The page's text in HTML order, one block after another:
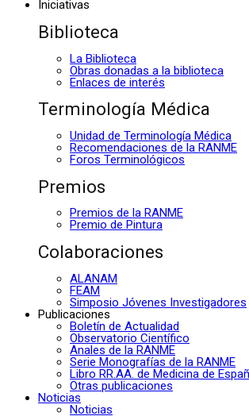
Iniciativas
Biblioteca
La Biblioteca
Obras donadas a la biblioteca
Enlaces de interés
Terminología Médica
Unidad de Terminología Médica
Recomendaciones de la RANME
Foros Terminológicos
Premios
Premios de la RANME
Premio de Pintura
Colaboraciones
ALANAM
FEAM
Simposio Jóvenes Investigadores
Publicaciones
Boletín de Actualidad
Observatorio Científico
Anales de la RANME
Serie Monografías de la RANME
Libro RR.AA. de Medicina de
Otras publicaciones
Noticias
Noticias